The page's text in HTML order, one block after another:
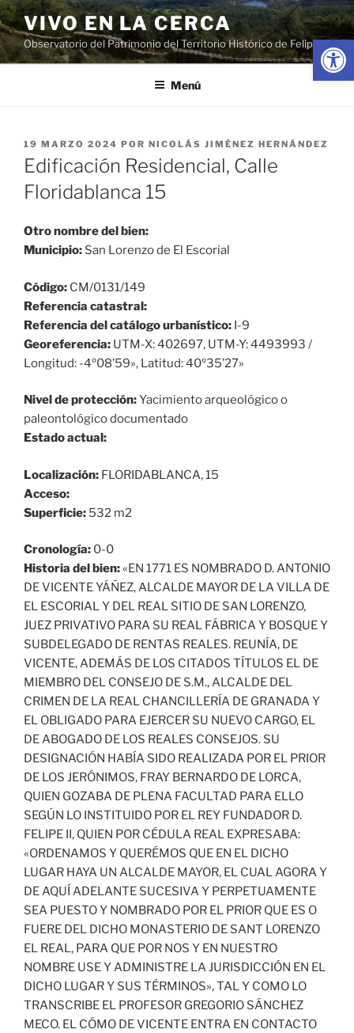
Abrir
Saltar
al
contenido
VIVO EN LA CERCA
Observatorio del Patrimonio del Territorio Histórico de Felipe II
Menú
PUBLICADO
EL
19 MARZO 2024 POR NICOLÁS JIMÉNEZ HERNÁNDEZ
Edificación Residencial, Calle
Floridablanca 15
Otro nombre del bien:
Municipio: San Lorenzo de El Escorial
Código: CM/0131/149
Referencia catastral:
Referencia del catálogo urbanístico: I-9
Georeferencia: UTM-X: 402697, UTM-Y: 4493993 /
Longitud: -4º08’59», Latitud: 40º35’27»
Nivel de protección:Yacimiento arqueológico o
paleontológico documentado
Estado actual:
Localización: FLORIDABLANCA, 15
Acceso:
Superficie: 532 m2
Cronología: 0-0
Historia del bien:«EN 1771 ES NOMBRADO D. ANTONIO
DE VICENTE YÁÑEZ, ALCALDE MAYOR DE LA VILLA DE
EL ESCORIAL Y DEL REAL SITIO DE SAN LORENZO,
JUEZ PRIVATIVO PARA SU REAL FÁBRICA Y BOSQUE Y
SUBDELEGADO DE RENTAS REALES. REUNÍA, DE
VICENTE, ADEMÁS DE LOS CITADOS TÍTULOS EL DE
MIEMBRO DEL CONSEJO DE S.M., ALCALDE DEL
CRIMEN DE LA REAL CHANCILLERÍA DE GRANADA Y
EL OBLIGADO PARA EJERCER SU NUEVO CARGO, EL
DE ABOGADO DE LOS REALES CONSEJOS. SU
DESIGNACIÓN HABÍA SIDO REALIZADA POR EL PRIOR
DE LOS JERÓNIMOS, FRAY BERNARDO DE LORCA,
QUIEN GOZABA DE PLENA FACULTAD PARA ELLO
SEGÚN LO INSTITUIDO POR EL REY FUNDADOR D.
FELIPE II, QUIEN POR CÉDULA REAL EXPRESABA:
«ORDENAMOS Y QUERÉMOS QUE EN EL DICHO
LUGAR HAYA UN ALCALDE MAYOR, EL CUAL AGORA Y
DE AQUÍ ADELANTE SUCESIVA Y PERPETUAMENTE
SEA PUESTO Y NOMBRADO POR EL PRIOR QUE ES O
FUERE DEL DICHO MONASTERIO DE SANT LORENZO
EL REAL, PARA QUE POR NOS Y EN NUESTRO
NOMBRE USE Y ADMINISTRE LA JURISDICCIÓN EN EL
DICHO LUGAR Y SUS TÉRMINOS», TAL Y COMO LO
TRANSCRIBE EL PROFESOR GREGORIO SÁNCHEZ
MECO. EL CÓMO DE VICENTE ENTRA EN CONTACTO